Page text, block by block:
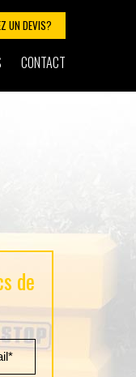
UN DEVIS?
CONTACT
de